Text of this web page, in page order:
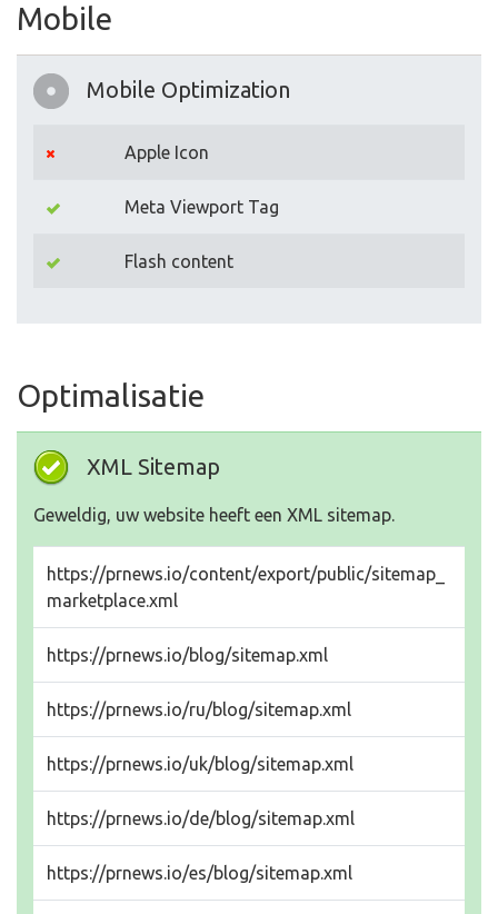
Mobile
Mobile Optimization
Apple Icon
Meta Viewport Tag
Flash content
Optimalisatie
XML Sitemap
Geweldig, uw website heeft een XML sitemap.
https://prnews.io/content/export/public/sitemap_
marketplace.xml
https://prnews.io/blog/sitemap.xml
https://prnews.io/ru/blog/sitemap.xml
https://prnews.io/uk/blog/sitemap.xml
https://prnews.io/de/blog/sitemap.xml
https://prnews.io/es/blog/sitemap.xml